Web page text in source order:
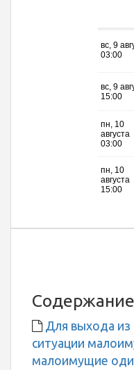
Для выхода из
ситуации
малоимущие